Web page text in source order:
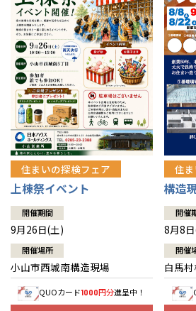
住まいの探検フェア
上棟祭イベント
開催期間
9月26日(土)
開催場所
小山市西城南構造現場
QUOカード1000円分進呈中！
住
構造
開催
8月8
開催
白馬